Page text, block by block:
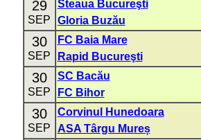
29
SEP
Steaua Bucureşti
Gloria Buzău
30
SEP
FC Baia Mare
Rapid Bucureşti
30
SEP
SC Bacău
FC Bihor
30
SEP
Corvinul Hunedoara
ASA Târgu Mureș